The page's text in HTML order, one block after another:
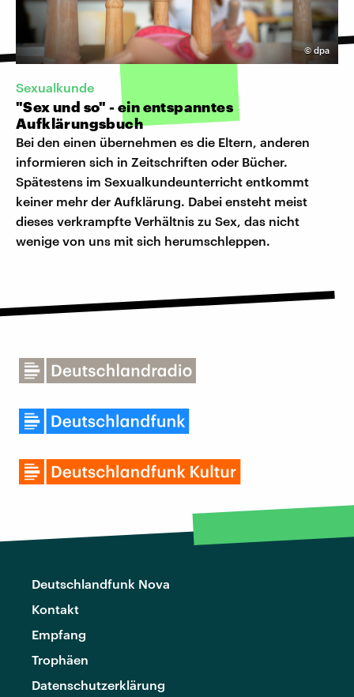
©dpa
Sexualkunde
"Sex und so" - ein entspanntes
Aufklärungsbuch
Bei den einen übernehmen es die Eltern, anderen
informieren sich in Zeitschriften oder Bücher.
Spätestens im Sexualkundeunterricht entkommt
keiner mehr der Aufklärung. Dabei ensteht meist
dieses verkrampfte Verhältnis zu Sex, das nicht
wenige von uns mit sich herumschleppen.
Deutschlandfunk Nova
Kontakt
Empfang
Trophäen
Datenschutzerklärung